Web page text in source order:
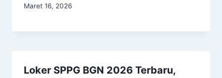
Maret 16, 2026
Loker SPPG BGN 2026 Terbaru,